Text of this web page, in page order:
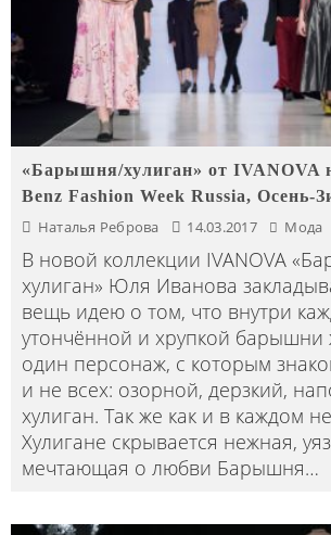
«Барышня/хулиган» от IVANOVA
Benz Fashion Week Russia, Осень-
Наталья Реброва 14.03.2017 Мода
В новой коллекции IVANOVA
хулиган» Юля Иванова
вещь идею о том, что внутри
утончённой и хрупкой барышни
один персонаж, с которым
и не всех: озорной, дерзкий,
хулиган. Так же как и в каждом
Хулигане скрывается нежная,
мечтающая о любви Барышня…